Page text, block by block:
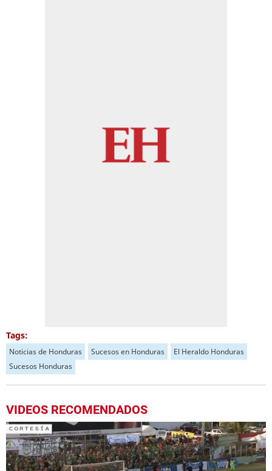
Tags:
Noticias de Honduras Sucesos en Honduras
El Heraldo Honduras
Sucesos Honduras
VIDEOS RECOMENDADOS